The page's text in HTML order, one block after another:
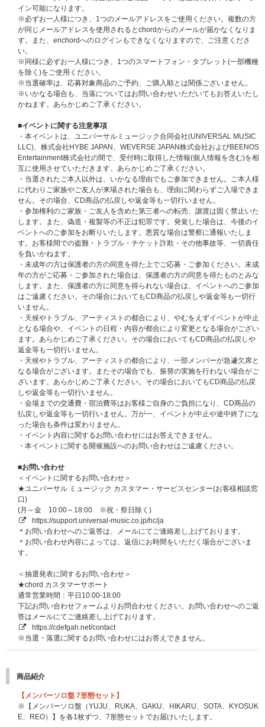
※各回の締切間近などの時間帯によっては、ご購入応募画面に繋がりにくい
場合がございます。余裕を持ってご購入ください。
■応募方法/注意事項
対象サイトにて初回限定盤、通常盤、メンバーソロ盤、2形態セット、7形
態セットのいずれか1枚または1セットご予約(ご決済完了)と同時に自動エン
トリーになり、お客様からの応募作業は必要ございません。当イベントへの
ご応募を希望されるお客様は、必ず「メンバー個別COLORFULらくがきフ
ォトカードお渡し会応募商品」を選択してご購入ください。
※CD1枚のご購入で1回のご応募になり、購入回数、応募回数の制限はござ
※セット商品をご購入の場合は枚数分に応じた応募口数になります。(2形態
セット購入で2口、7形態セット購入で7口)
※「メンバー個別COLORFULらくがきフォトカードお渡し会応募商品」も
各ストア特典の対象になります。
※お支払方法は、クレジットカード、携帯キャリア決済（auかんたん決済
／au WALLET、ソフトバンクまとめて支払い・ワイモバイルまとめて支払
い、d払い）のみとなります。
※クレジットカード、携帯キャリア決済をお支払い方法として選択された場
合、予約注文時に決済サービスの提供事業者に対し与信照会を行いますが、
予約注文時点から商品の発売日まで一定以上の期間があるとき、ご注文商品
の出荷時よりも前に再度与信照会を行う場合がございます。
※再与信照会でエラーとなった場合、当社より他のお支払い方法をご案内さ
せていただく場合がございますが、このとき変更後のお支払い方法で必要と
なる手数料はお客様のご負担となります。また、支払い方法の変更および手
数料の発生を理由とした注文のキャンセルは承りかねます。あらかじめご了
承ください。
イベント詳細、応募方法、注意事項（必ずご確認ください）
初回プレス分封入特典：シリアルナンバー入り応募抽選券
※全形態共通
※応募方法、応募期間その他詳細は追ってご案内いたします。
※初回プレス分のみの封入特典となります。初回分終了後も商品ページの表
記の変更はございません。ご了承ください。
イン可能になります。
※必ずお一人様につき、1つのメールアドレスをご使用ください。複数の方
が同じメールアドレスを使用されるとchordからのメールが届かなくなりま
す。また、enchordへのログインもできなくなりますので、ご注意くださ
い。
※同様に必ずお一人様につき、1つのスマートフォン・タブレット(一部機種
を除く)をご使用ください。
※当選確率は、応募対象商品のご予約、ご購入順とは関係ございません。
※いかなる場合も、当落についてはお問い合わせいただいてもお答えいたし
かねます。あらかじめご了承ください。
■イベントに関する注意事項
・本イベントは、ユニバーサルミュージック合同会社(UNIVERSAL MUSIC
LLC)、株式会社HYBE JAPAN、WEVERSE JAPAN株式会社およびBEENOS
Entertainment株式会社の間で、受付時に取得した情報(個人情報を含む)を相
互に使用させていただきます。あらかじめご了承ください。
・当選されたご本人以外は、いかなる理由でもご参加できません。ご本人様
に代わりご家族やご友人が来場された場合も、理由に関わらずご入場できま
せん。その場合、CD商品の払戻しや返金等も一切行いません。
・参加権利のご家族・ご友人を含めた第三者への転売、譲渡は固く禁止いた
します。また、偽造・複製等の不正は犯罪です。発覚した場合は、今後のイ
ベントへのご参加をお断りいたします。悪質な場合は警察に通報いたしま
す。お客様間での盗難・トラブル・チケット詐欺・その他事故等、一切責任
を負いかねます。
・未成年の方は保護者の方の同意を得た上でご応募・ご参加ください。未成
年の方がご応募・ご参加された場合は、保護者の方の同意を得たものとみな
します。また、保護者の方に同意を得られない場合は、イベントへのご参加
はご遠慮ください。その場合においてもCD商品の払戻しや返金等も一切行
いません。
・天候やトラブル、アーティストの都合により、やむをえずイベントが中止
となる場合や、イベントの日程・内容が都合により変更となる場合がござい
ます。あらかじめご了承ください。その場合においてもCD商品の払戻しや
返金等も一切行いません。
・天候やトラブル、アーティストの都合により、一部メンバーが急遽欠席と
なる場合がございます。またその場合でも、振替の実施を行わない場合がご
ざいます。あらかじめご了承ください。その場合においてもCD商品の払戻
しや返金等も一切行いません。
・会場までの交通費・宿泊費等はお客様ご自身のご負担になり、CD商品の
払戻しや返金等も一切行いません。万が一、イベントが中止や途中終了にな
った場合も条件は変わりません。
・イベント内容に関するお問い合わせにはお答えできません。
・本イベントに関する開催施設へのお問い合わせはご遠慮ください。
■お問い合わせ
＜イベントに関するお問い合わせ＞
★ユニバーサル ミュージック カスタマー・サービスセンター(お客様相談窓
口)
(月～金 10:00～18:00 ※祝・祭日除く)
https://support.universal-music.co.jp/hc/ja
＊お問い合わせへのご返答は、メールにてご連絡差し上げております。
＊お問い合わせ内容によっては、返信にお時間をいただく場合がございま
す。
＜抽選発表に関するお問い合わせ＞
★chord カスタマーサポート
通常営業時間：平日10:00-18:00
下記お問い合わせフォームよりお問合わせください。お問い合わせへのご返
答はメールにてご連絡差し上げております。
https://cdefgah.net/contact
※当選・落選に関するお問い合わせにはお答えできません。
商品紹介
【メンバーソロ盤 7形態セット】
※【メンバーソロ盤（YUJU、RUKA、GAKU、HIKARU、SOTA、KYOSUK
E、REO）】を各1枚ずつ、7形態セットでお届けいたします。